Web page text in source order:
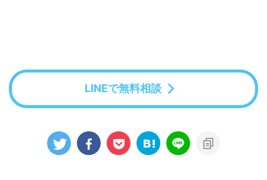
LINEで無料相談